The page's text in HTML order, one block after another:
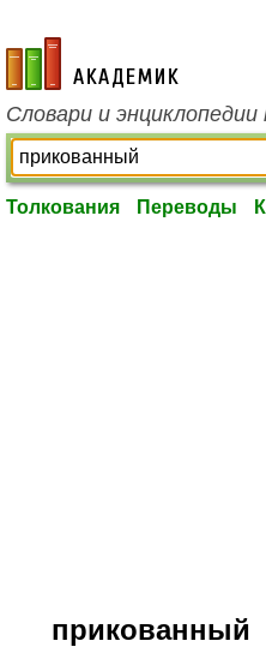
academic.ru
Словари и
Толкования Переводы
прикованный